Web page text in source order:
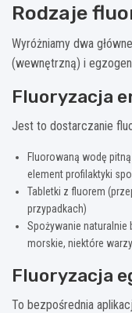
Rodzaje
Wyróżniamy dwa
(wewnętrzną) i
Fluoryzacja
Jest to dostarczanie
Fluorowaną wodę
element profilaktyki
Tabletki z fluorem
przypadkach)
Spożywanie naturalnie
morskie, niektóre
Fluoryzacja
To bezpośrednia